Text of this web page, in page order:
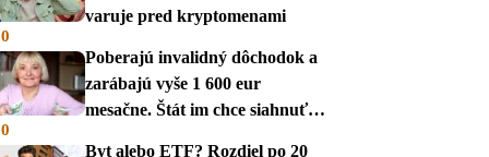
varuje pred kryptomenami
Poberajú invalidný dôchodok a
zarábajú vyše 1 600 eur
mesačne. Štát im chce siahnuť
Byt alebo ETF? Rozdiel po 20